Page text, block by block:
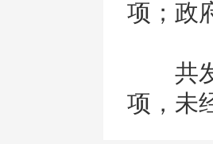
项；政
共发
项，未